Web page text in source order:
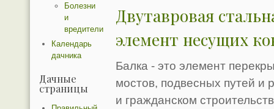
Двутавровая
элемент несущих
Балка - это элемент
мостов, подвесных путей
и гражданском
Болезни
и
вредители
Календарь
дачника
Дачные
страницы